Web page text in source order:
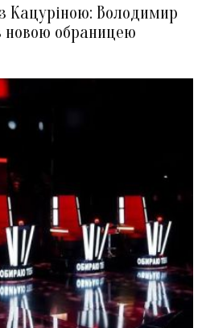
Кацуріною: Володимир
новою обраницею